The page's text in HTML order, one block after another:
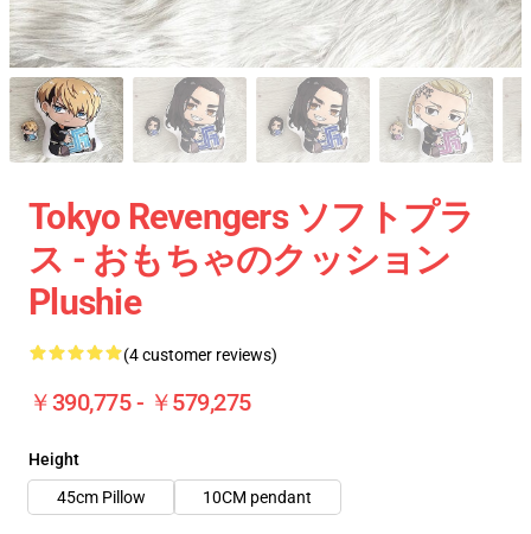
Tokyo Revengers ソフトプラ
ス - おもちゃのクッション
Plushie
(4 customer reviews)
￥390,775 - ￥579,275
Height
45cm Pillow
10CM pendant